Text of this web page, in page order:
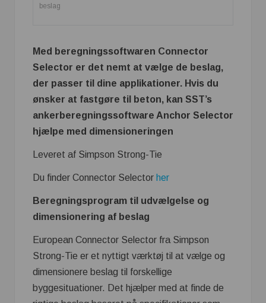
beslag
Med beregningssoftwaren Connector
Selector er det nemt at vælge de beslag,
der passer til dine applikationer. Hvis du
ønsker at fastgøre til beton, kan SST’s
ankerberegningssoftware Anchor Selector
hjælpe med dimensioneringen
Leveret af Simpson Strong-Tie
Du finder Connector Selector her
Beregningsprogram til udvælgelse og
dimensionering af beslag
European Connector Selector fra Simpson
Strong-Tie er et nyttigt værktøj til at vælge og
dimensionere beslag til forskellige
byggesituationer. Det hjælper med at finde de